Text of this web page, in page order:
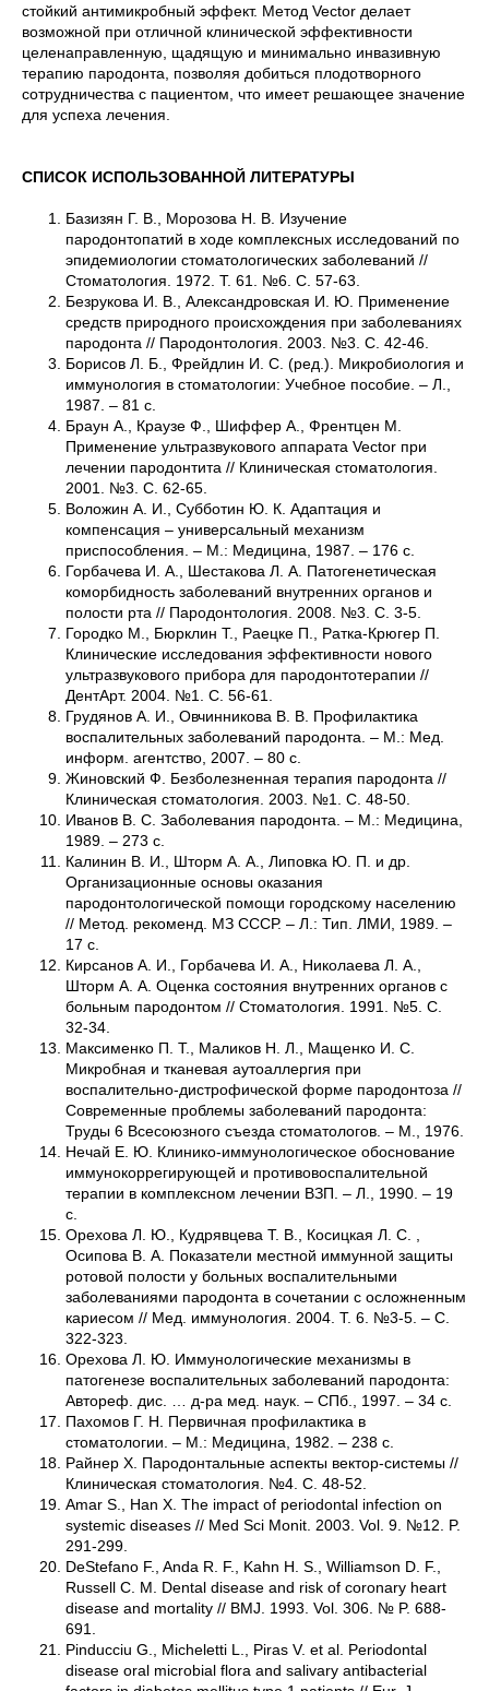
стойкий антимикробный эффект. Метод Vector делает
возможной при отличной клинической эффективности
целенаправленную, щадящую и минимально инвазивную
терапию пародонта, позволяя добиться плодотворного
сотрудничества с пациентом, что имеет решающее значение
для успеха лечения.
СПИСОК ИСПОЛЬЗОВАННОЙ ЛИТЕРАТУРЫ
Базизян Г. В., Морозова Н. В. Изучение
пародонтопатий в ходе комплексных исследований по
эпидемиологии стоматологических заболеваний //
Стоматология. 1972. Т. 61. №6. С. 57-63.
Безрукова И. В., Александровская И. Ю. Применение
средств природного происхождения при заболеваниях
пародонта // Пародонтология. 2003. №3. С. 42-46.
Борисов Л. Б., Фрейдлин И. С. (ред.). Микробиология и
иммунология в стоматологии: Учебное пособие. – Л.,
1987. – 81 с.
Браун А., Краузе Ф., Шиффер А., Френтцен М.
Применение ультразвукового аппарата Vector при
лечении пародонтита // Клиническая стоматология.
2001. №3. С. 62-65.
Воложин А. И., Субботин Ю. К. Адаптация и
компенсация – универсальный механизм
приспособления. – М.: Медицина, 1987. – 176 с.
Горбачева И. А., Шестакова Л. А. Патогенетическая
коморбидность заболеваний внутренних органов и
полости рта // Пародонтология. 2008. №3. С. 3-5.
Городко М., Бюрклин Т., Раецке П., Ратка-Крюгер П.
Клинические исследования эффективности нового
ультразвукового прибора для пародонтотерапии //
ДентАрт. 2004. №1. С. 56-61.
Грудянов А. И., Овчинникова В. В. Профилактика
воспалительных заболеваний пародонта. – М.: Мед.
информ. агентство, 2007. – 80 с.
Жиновский Ф. Безболезненная терапия пародонта //
Клиническая стоматология. 2003. №1. С. 48-50.
Иванов В. С. Заболевания пародонта. – М.: Медицина,
1989. – 273 с.
Калинин В. И., Шторм А. А., Липовка Ю. П. и др.
Организационные основы оказания
пародонтологической помощи городскому населению
// Метод. рекоменд. МЗ СССР. – Л.: Тип. ЛМИ, 1989. –
17 с.
Кирсанов А. И., Горбачева И. А., Николаева Л. А.,
Шторм А. А. Оценка состояния внутренних органов с
больным пародонтом // Стоматология. 1991. №5. С.
32-34.
Максименко П. Т., Маликов Н. Л., Мащенко И. С.
Микробная и тканевая аутоаллергия при
воспалительно-дистрофической форме пародонтоза //
Современные проблемы заболеваний пародонта:
Труды 6 Всесоюзного съезда стоматологов. – М., 1976.
Нечай Е. Ю. Клинико-иммунологическое обоснование
иммунокоррегирующей и противовоспалительной
терапии в комплексном лечении ВЗП. – Л., 1990. – 19
с.
Орехова Л. Ю., Кудрявцева Т. В., Косицкая Л. С. ,
Осипова В. А. Показатели местной иммунной защиты
ротовой полости у больных воспалительными
заболеваниями пародонта в сочетании с осложненным
кариесом // Мед. иммунология. 2004. Т. 6. №3-5. – С.
322-323.
Орехова Л. Ю. Иммунологические механизмы в
патогенезе воспалительных заболеваний пародонта:
Автореф. дис. … д-ра мед. наук. – СПб., 1997. – 34 с.
Пахомов Г. Н. Первичная профилактика в
стоматологии. – М.: Медицина, 1982. – 238 с.
Райнер Х. Пародонтальные аспекты вектор-системы //
Клиническая стоматология. №4. С. 48-52.
Amar S., Han X. The impact of periodontal infection on
systemic diseases // Med Sci Monit. 2003. Vol. 9. №12. P.
291-299.
DeStefano F., Anda R. F., Kahn H. S., Williamson D. F.,
Russell C. M. Dental disease and risk of coronary heart
disease and mortality // BMJ. 1993. Vol. 306. № P. 688-
691.
Pinducciu G., Micheletti L., Piras V. et al. Periodontal
disease oral microbial flora and salivary antibacterial